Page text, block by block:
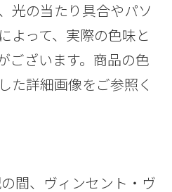
光の当たり具合やパソ
よって、実際の色味と
ございます。商品の色
た詳細画像をご参照く
間、ヴィンセント・ヴ